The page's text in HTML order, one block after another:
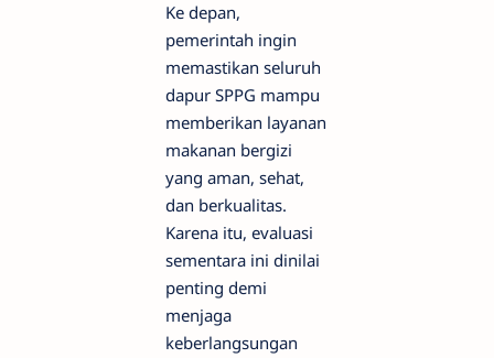
Ke depan,
pemerintah ingin
memastikan seluruh
dapur SPPG mampu
memberikan layanan
makanan bergizi
yang aman, sehat,
dan berkualitas.
Karena itu, evaluasi
sementara ini dinilai
penting demi
menjaga
keberlangsungan